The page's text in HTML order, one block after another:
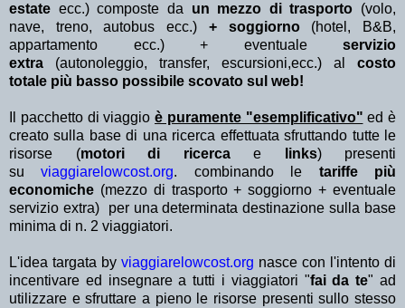
estate ecc.) composte da un mezzo di trasporto (volo,
nave, treno, autobus ecc.) + soggiorno(hotel, B&B,
appartamento ecc.) + eventuale servizio
extra (autonoleggio, transfer, escursioni,ecc.) al costo
totale più basso possibile scovato sul web!
Il pacchetto di viaggio è puramente "esemplificativo" ed è
creato sulla base di una ricerca effettuata sfruttando tutte le
risorse (motori di ricerca e links) presenti
suviaggiarelowcost.org. combinando le tariffe più
economiche (mezzo di trasporto + soggiorno + eventuale
servizio extra)
per una determinata destinazione sulla base
minima di n. 2 viaggiatori.
L'idea targata by viaggiarelowcost.org nasce con l'intento di
incentivare ed insegnare a tutti i viaggiatori "fai da te" ad
utilizzare e sfruttare a pieno le risorse presenti sullo stesso